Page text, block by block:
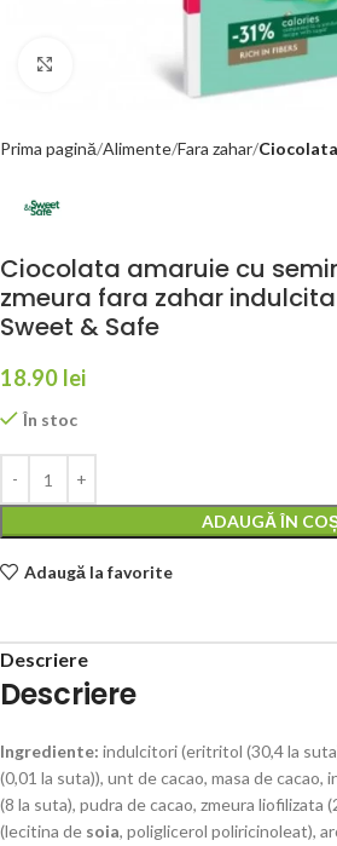
Faceți click pentru a mări
Prima pagină Alimente Fara zahar Ciocolata
Ciocolata amaruie cu
zmeura fara zahar
Sweet & Safe
18.90 lei
În stoc
ADAUGĂ ÎN
Adaugă la favorite
Descriere
Descriere
Ingrediente: indulcitori (eritritol (30,4 la
(0,01 la suta)), unt de cacao, masa de cacao,
(8 la suta), pudra de cacao, zmeura liofilizata
(lecitina de soia, poliglicerol poliricinoleat),